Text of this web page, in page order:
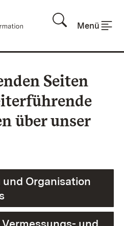
Menü
Seiten
über unser
Organisation